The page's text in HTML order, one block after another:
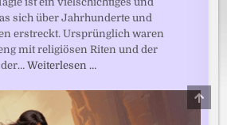
sich über Jahrhunderte und
erstreckt. Ursprünglich waren
mit religiösen Riten und der
der…Weiterlesen …
TO